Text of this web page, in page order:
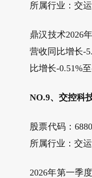
所属行业：交
鼎汉技术2026
营收同比增长-
比增长-0.51%至
NO.9、交控科
股票代码：
所属行业：交
2026年第一季